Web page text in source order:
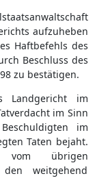
aufzuheben
Haftbefehls des
Beschluss des
zu bestätigen.
Landgericht im
im Sinn
im
Taten bejaht.
vom übrigen
weitgehend